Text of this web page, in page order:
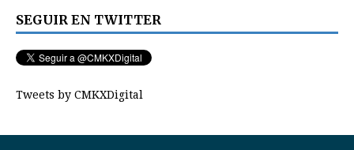
SEGUIR EN TWITTER
Tweets by CMKXDigital